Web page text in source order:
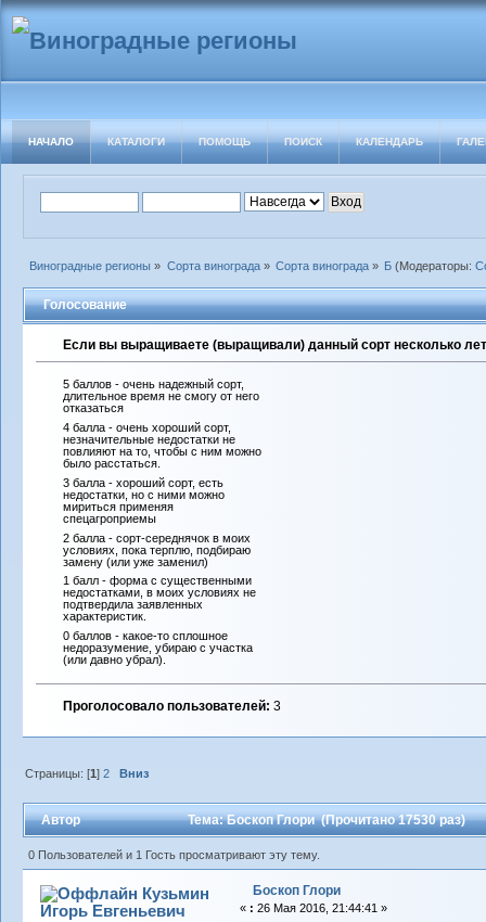
НАЧАЛО КАТАЛОГИ ПОМОЩЬ ПОИСК КАЛЕНДАРЬ
Виноградные регионы » Сорта винограда» Сорта винограда» Б (Модераторы:
Голосование
Если вы выращиваете (выращивали) данный сорт несколько
5 баллов - очень надежный сорт,
длительное время не смогу от него
отказаться
4 балла - очень хороший сорт,
незначительные недостатки не
повлияют на то, чтобы с ним можно
было расстаться.
3 балла - хороший сорт, есть
недостатки, но с ними можно
мириться применяя
спецагроприемы
2 балла - сорт-середнячок в моих
условиях, пока терплю, подбираю
замену (или уже заменил)
1 балл - форма с существенными
недостатками, в моих условиях не
подтвердила заявленных
характеристик.
0 баллов - какое-то сплошное
недоразумение, убираю с участка
(или давно убрал).
Проголосовало пользователей: 3
Страницы: [1]2 Вниз
Автор Тема: Боскоп Глори (Прочитано 17530 раз)
0 Пользователей и 1 Гость просматривают эту тему.
Кузьмин
Игорь Евгеньевич
Боскоп Глори
« : 26 Мая 2016, 21:44:41 »